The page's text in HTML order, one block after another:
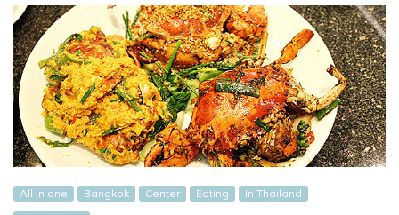
All in one Bangkok Center Eating
In Thailand